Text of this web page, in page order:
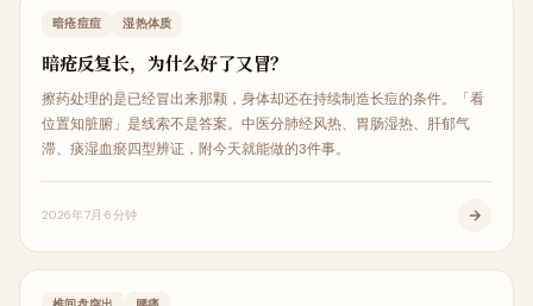
皮肤美容
暗疮痘痘 湿热体质
暗疮反复长，为什么好了又冒？
擦药处理的是已经冒出来那颗，身体却还在持续制造长痘的条件。「看
位置知脏腑」是线索不是答案。中医分肺经风热、胃肠湿热、肝郁气
滞、痰湿血瘀四型辨证，附今天就能做的3件事。
2026年7月6分钟
疼痛解析